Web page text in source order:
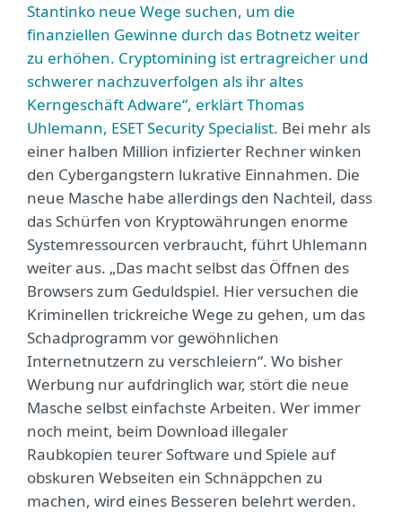
Stantinko neue Wege suchen, um die
finanziellen Gewinne durch das Botnetz weiter
zu erhöhen. Cryptomining ist ertragreicher und
schwerer nachzuverfolgen als ihr altes
Kerngeschäft Adware“, erklärt Thomas
Uhlemann, ESET Security Specialist. Bei mehr als
einer halben Million infizierter Rechner winken
den Cybergangstern lukrative Einnahmen. Die
neue Masche habe allerdings den Nachteil, dass
das Schürfen von Kryptowährungen enorme
Systemressourcen verbraucht, führt Uhlemann
weiter aus. „Das macht selbst das Öffnen des
Browsers zum Geduldspiel. Hier versuchen die
Kriminellen trickreiche Wege zu gehen, um das
Schadprogramm vor gewöhnlichen
Internetnutzern zu verschleiern“. Wo bisher
Werbung nur aufdringlich war, stört die neue
Masche selbst einfachste Arbeiten. Wer immer
noch meint, beim Download illegaler
Raubkopien teurer Software und Spiele auf
obskuren Webseiten ein Schnäppchen zu
machen, wird eines Besseren belehrt werden.